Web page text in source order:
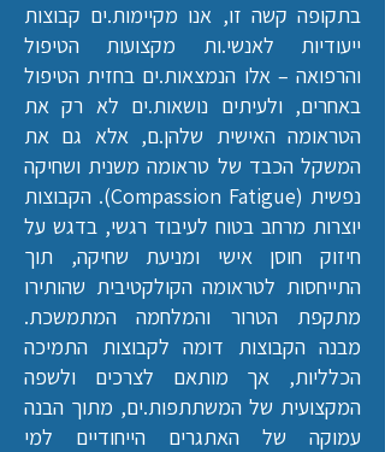
בתקופה קשה זו, אנו מקיימות.ים קבוצות
ייעודיות לאנשי.ות מקצועות הטיפול
והרפואה – אלו הנמצאות.ים בחזית הטיפול
באחרים, ולעיתים נושאות.ים לא רק את
הטראומה האישית שלהן.ם, אלא גם את
המשקל הכבד של טראומה משנית ושחיקה
נפשית (Compassion Fatigue). הקבוצות
יוצרות מרחב בטוח לעיבוד רגשי, בדגש על
חיזוק חוסן אישי ומניעת שחיקה, תוך
התייחסות לטראומה הקולקטיבית שהותירו
מתקפת הטרור והמלחמה המתמשכת.
מבנה הקבוצות דומה לקבוצות התמיכה
הכלליות, אך מותאם לצרכים ולשפה
המקצועית של המשתתפות.ים, מתוך הבנה
עמוקה של האתגרים הייחודיים למי